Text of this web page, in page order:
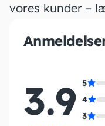
vores kunder –
3.9 5
4
3